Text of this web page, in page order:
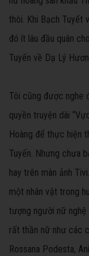
thôi. Khi Bạch Tuyết
đó ít lâu đầu quân
Tuyến về Dạ Lý
Tôi cũng được nghe
quyền truyện dài
Hoàng để thực hiện
Tuyến. Nhưng chưa
hay trên màn ảnh
một nhân vật trong
tượng người nữ
rất thần nữ như các
Rossana Podesta,